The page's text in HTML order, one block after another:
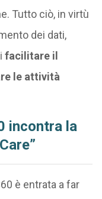
Tutto ciò, in virtù
dei dati,
facilitare il
le attività
incontra la
è entrata a far